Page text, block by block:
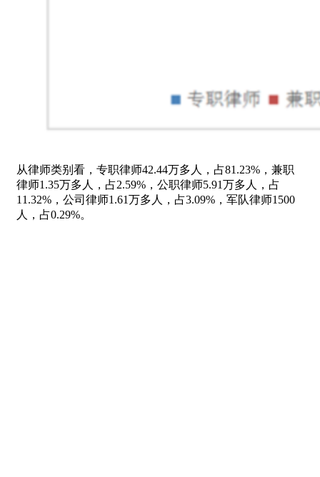
从律师类别看，专职律师42.44万多人，占81.23%，兼职
律师1.35万多人，占2.59%，公职律师5.91万多人，占
11.32%，公司律师1.61万多人，占3.09%，军队律师1500
人，占0.29%。